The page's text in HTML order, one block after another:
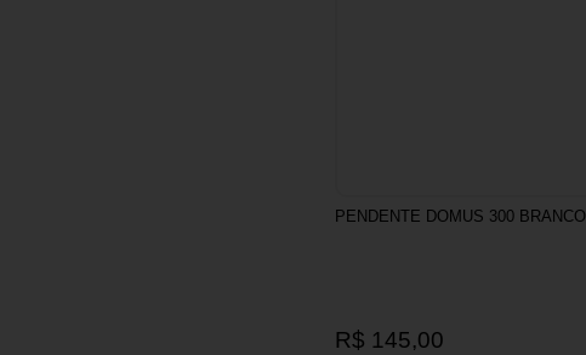
PENDENTE DOMUS 300 BRANCO
R$ 145,00